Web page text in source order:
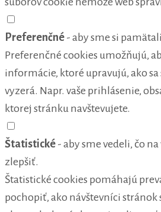
Preferenčné - aby sme si
Preferenčné cookies umožňujú,
informácie, ktoré upravujú, ako
vyzerá. Napr. vaše prihlásenie,
ktorej stránku navštevujete.
Štatistické - aby sme vedeli, čo
zlepšiť.
Štatistické cookies pomáhajú
pochopiť, ako návštevníci stránok